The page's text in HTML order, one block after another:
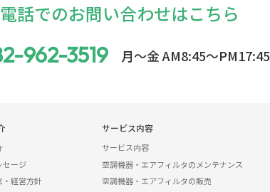
話でのお問い合わせはこちら
962-3519 月〜金 AM8:45〜PM17:45
セージ
・経営方針
サービス内容
サービス内容
空調機器・エアフィルタのメンテナンス
空調機器・エアフィルタの販売